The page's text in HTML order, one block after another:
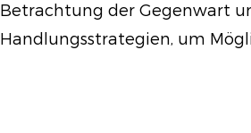
Betrachtung der Gegenwart
Handlungsstrategien, um